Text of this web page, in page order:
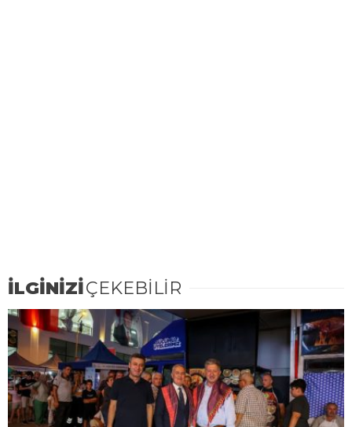
İLGİNİZİÇEKEBİLİR